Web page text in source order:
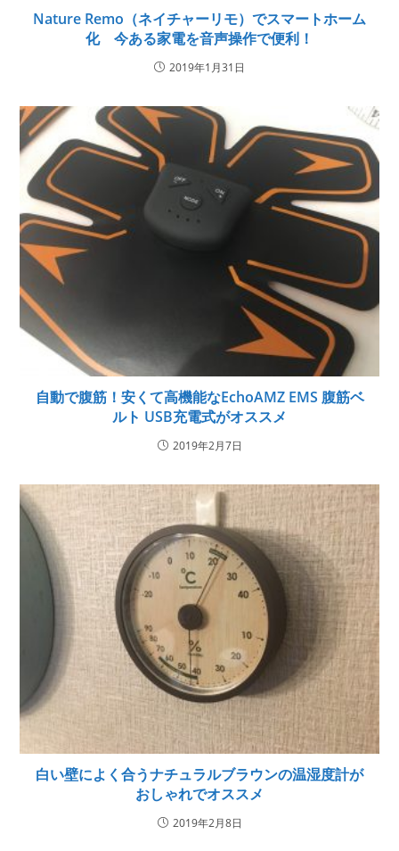
Nature Remo（ネイチャーリモ）でスマートホーム
化 今ある家電を音声操作で便利！
2019年1月31日
自動で腹筋！安くて高機能なEchoAMZ EMS 腹筋ベ
ルト USB充電式がオススメ
2019年2月7日
白い壁によく合うナチュラルブラウンの温湿度計が
おしゃれでオススメ
2019年2月8日